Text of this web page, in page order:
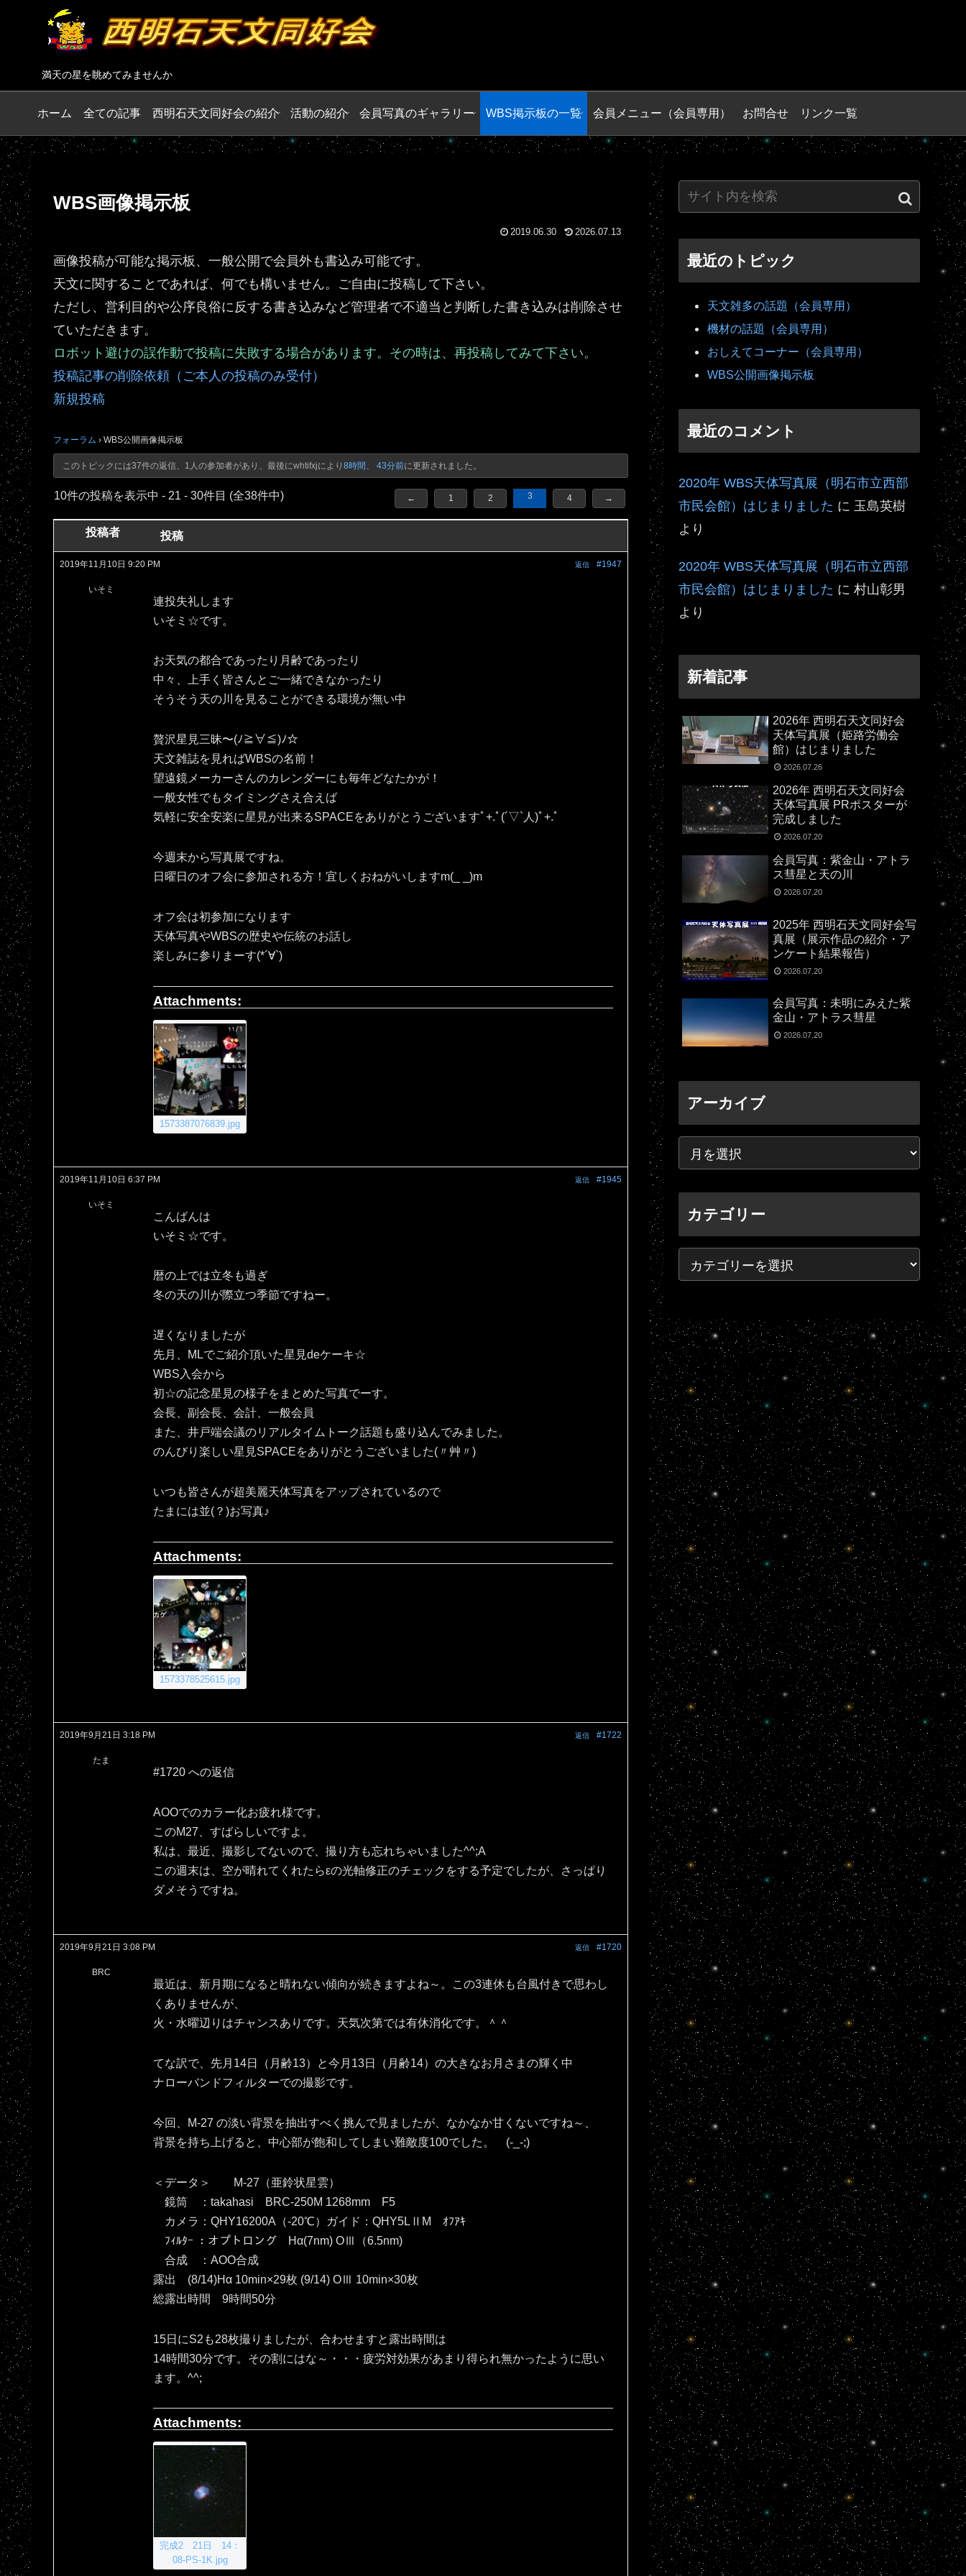
満天の星を眺めてみませんか
ホーム 全ての記事 西明石天文同好会の紹介 活動の紹介 会員写真のギャラリー WBS掲示板の一覧 会員メニュー（会員専用） お問合せ リンク一覧
WBS画像掲示板
2019.06.30 2026.07.13
画像投稿が可能な掲示板、一般公開で会員外も書込み可能です。
天文に関することであれば、何でも構いません。ご自由に投稿して下さい。
ただし、営利目的や公序良俗に反する書き込みなど管理者で不適当と判断した書き込みは削除させ
ていただきます。
ロボット避けの誤作動で投稿に失敗する場合があります。その時は、再投稿してみて下さい。
投稿記事の削除依頼（ご本人の投稿のみ受付）
新規投稿
フォーラム › WBS公開画像掲示板
このトピックには37件の返信、1人の参加者があり、最後にwhtifxjにより 8時間、 43分前に更新されました。
10件の投稿を表示中 - 21 - 30件目 (全38件中) ← 1 2 3 4 →
投稿者 投稿
2019年11月10日 9:20 PM #1947
返信
いそミ
連投失礼します
いそミ☆です。
お天気の都合であったり月齢であったり
中々、上手く皆さんとご一緒できなかったり
そうそう天の川を見ることができる環境が無い中
贅沢星見三昧〜(ﾉ≧∀≦)ﾉ☆
天文雑誌を見ればWBSの名前！
望遠鏡メーカーさんのカレンダーにも毎年どなたかが！
一般女性でもタイミングさえ合えば
気軽に安全安楽に星見が出来るSPACEをありがとうございますﾟ+.ﾟ(´▽`人)ﾟ+.ﾟ
今週末から写真展ですね。
日曜日のオフ会に参加される方！宜しくおねがいしますm(_ _)m
オフ会は初参加になります
天体写真やWBSの歴史や伝統のお話し
楽しみに参りまーす(*´∀`)
Attachments:
1573387076839.jpg
2019年11月10日 6:37 PM #1945
返信
いそミ
こんばんは
いそミ☆です。
暦の上では立冬も過ぎ
冬の天の川が際立つ季節ですねー。
遅くなりましたが
先月、MLでご紹介頂いた星見deケーキ☆
WBS入会から
初☆の記念星見の様子をまとめた写真でーす。
会長、副会長、会計、一般会員
また、井戸端会議のリアルタイムトーク話題も盛り込んでみました。
のんびり楽しい星見SPACEをありがとうございました(〃艸〃)
いつも皆さんが超美麗天体写真をアップされているので
たまには並(？)お写真♪
Attachments:
1573378525615.jpg
2019年9月21日 3:18 PM #1722
返信
たま
#1720 への返信
AOOでのカラー化お疲れ様です。
このM27、すばらしいですよ。
私は、最近、撮影してないので、撮り方も忘れちゃいました^^;A
この週末は、空が晴れてくれたらεの光軸修正のチェックをする予定でしたが、さっぱり
ダメそうですね。
2019年9月21日 3:08 PM #1720
返信
BRC
最近は、新月期になると晴れない傾向が続きますよね～。この3連休も台風付きで思わし
くありませんが、
火・水曜辺りはチャンスありです。天気次第では有休消化です。＾＾
てな訳で、先月14日（月齢13）と今月13日（月齢14）の大きなお月さまの輝く中
ナローバンドフィルターでの撮影です。
今回、M-27 の淡い背景を抽出すべく挑んで見ましたが、なかなか甘くないですね～、
背景を持ち上げると、中心部が飽和してしまい難敵度100でした。 (-_-;)
＜データ＞ M-27（亜鈴状星雲）
鏡筒 ：takahasi BRC-250M 1268mm F5
カメラ：QHY16200A（‐20℃）ガイド：QHY5LⅡM ｵﾌｱｷ
ﾌｨﾙﾀｰ ：オプトロング Hα(7nm) OⅢ（6.5nm)
合成 ：AOO合成
露出 (8/14)Hα 10min×29枚 (9/14) OⅢ 10min×30枚
総露出時間 9時間50分
15日にS2も28枚撮りましたが、合わせますと露出時間は
14時間30分です。その割にはな～・・・疲労対効果があまり得られ無かったように思い
ます。^^;
Attachments:
完成2 21日 14：
08-PS-1K.jpg
最近のトピック
天文雑多の話題（会員専用）
機材の話題（会員専用）
おしえてコーナー（会員専用）
WBS公開画像掲示板
最近のコメント
2020年 WBS天体写真展（明石市立西部
市民会館）はじまりました に 玉島英樹
より
2020年 WBS天体写真展（明石市立西部
市民会館）はじまりました に 村山彰男
より
新着記事
2026年 西明石天文同好会
天体写真展（姫路労働会
館）はじまりました
2026.07.26
2026年 西明石天文同好会
天体写真展 PRポスターが
完成しました
2026.07.20
会員写真：紫金山・アトラ
ス彗星と天の川
2026.07.20
2025年 西明石天文同好会写
真展（展示作品の紹介・ア
ンケート結果報告）
2026.07.20
会員写真：未明にみえた紫
金山・アトラス彗星
2026.07.20
アーカイブ
カテゴリー